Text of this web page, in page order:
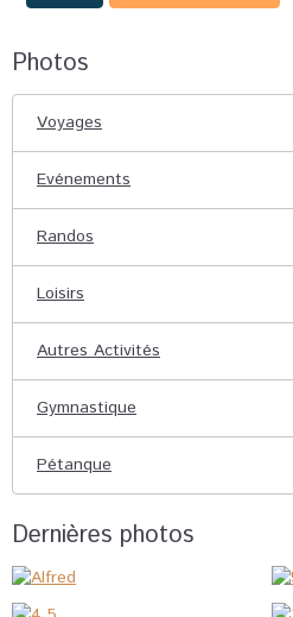
Photos
Voyages
Evénements
Randos
Loisirs
Autres Activités
Gymnastique
Pétanque
Dernières photos